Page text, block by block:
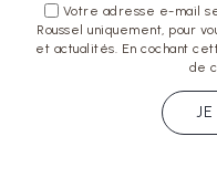
Votre adresse e-mail
Roussel uniquement, pour
et actualités. En cochant
de
JE